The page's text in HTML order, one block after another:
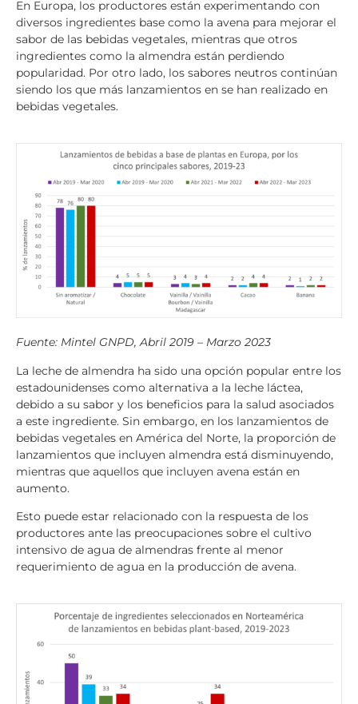
En Europa, los productores están experimentando con
diversos ingredientes base como la avena para mejorar el
sabor de las bebidas vegetales, mientras que otros
ingredientes como la almendra están perdiendo
popularidad. Por otro lado, los sabores neutros continúan
siendo los que más lanzamientos en se han realizado en
bebidas vegetales.
Fuente: Mintel GNPD, Abril 2019 – Marzo 2023
La leche de almendra ha sido una opción popular entre los
estadounidenses como alternativa a la leche láctea,
debido a su sabor y los beneficios para la salud asociados
a este ingrediente. Sin embargo, en los lanzamientos de
bebidas vegetales en América del Norte, la proporción de
lanzamientos que incluyen almendra está disminuyendo,
mientras que aquellos que incluyen avena están en
aumento.
Esto puede estar relacionado con la respuesta de los
productores ante las preocupaciones sobre el cultivo
intensivo de agua de almendras frente al menor
requerimiento de agua en la producción de avena.